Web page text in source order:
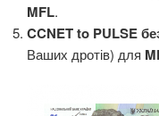
MFL.
CCNET to PULSE
Ваших дротів) для